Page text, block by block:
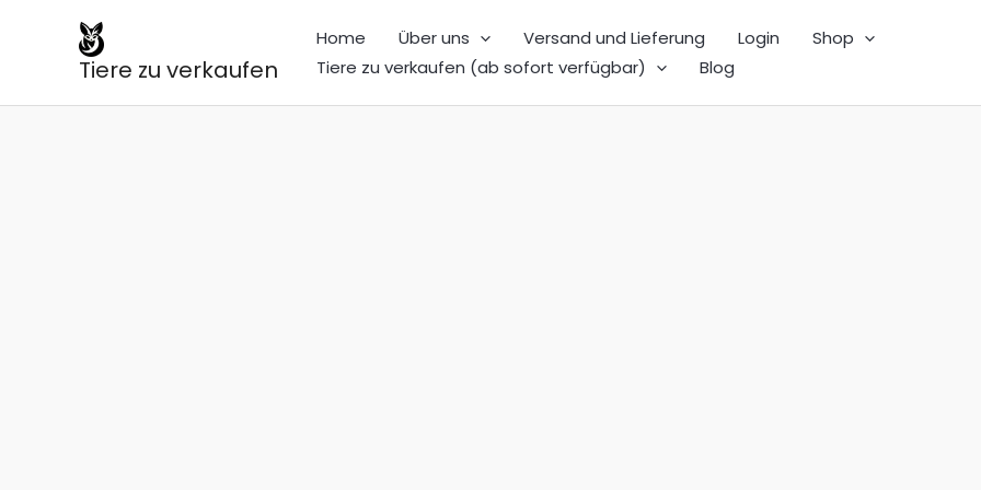
Tiere zu verkaufen
Home Über uns Versand und Lieferung Login
Shop
Tiere zu verkaufen (ab sofort verfügbar)
Blog